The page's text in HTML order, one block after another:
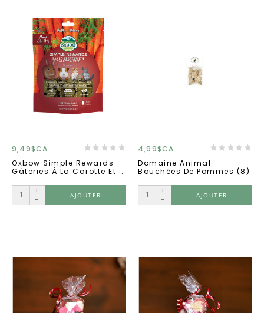
9,49$CA
Oxbow Simple Rewards
Gâteries À La Carotte Et À
+
-
AJOUTER
4,99$CA
Domaine Animal
Bouchées De Pommes (8)
+
-
AJOUTER